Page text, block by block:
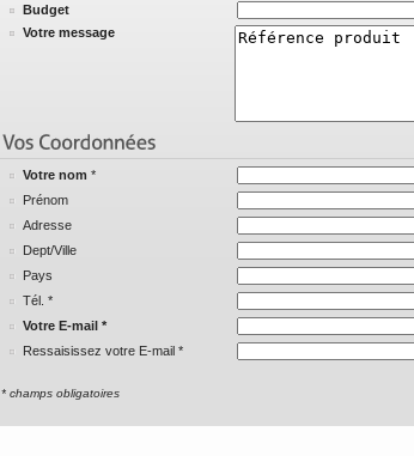
Budget
Votre message
Votre nom *
Prénom
Adresse
Dept/Ville
Pays
Tél. *
Votre E-mail *
Ressaisissez votre E-mail *
* champs obligatoires